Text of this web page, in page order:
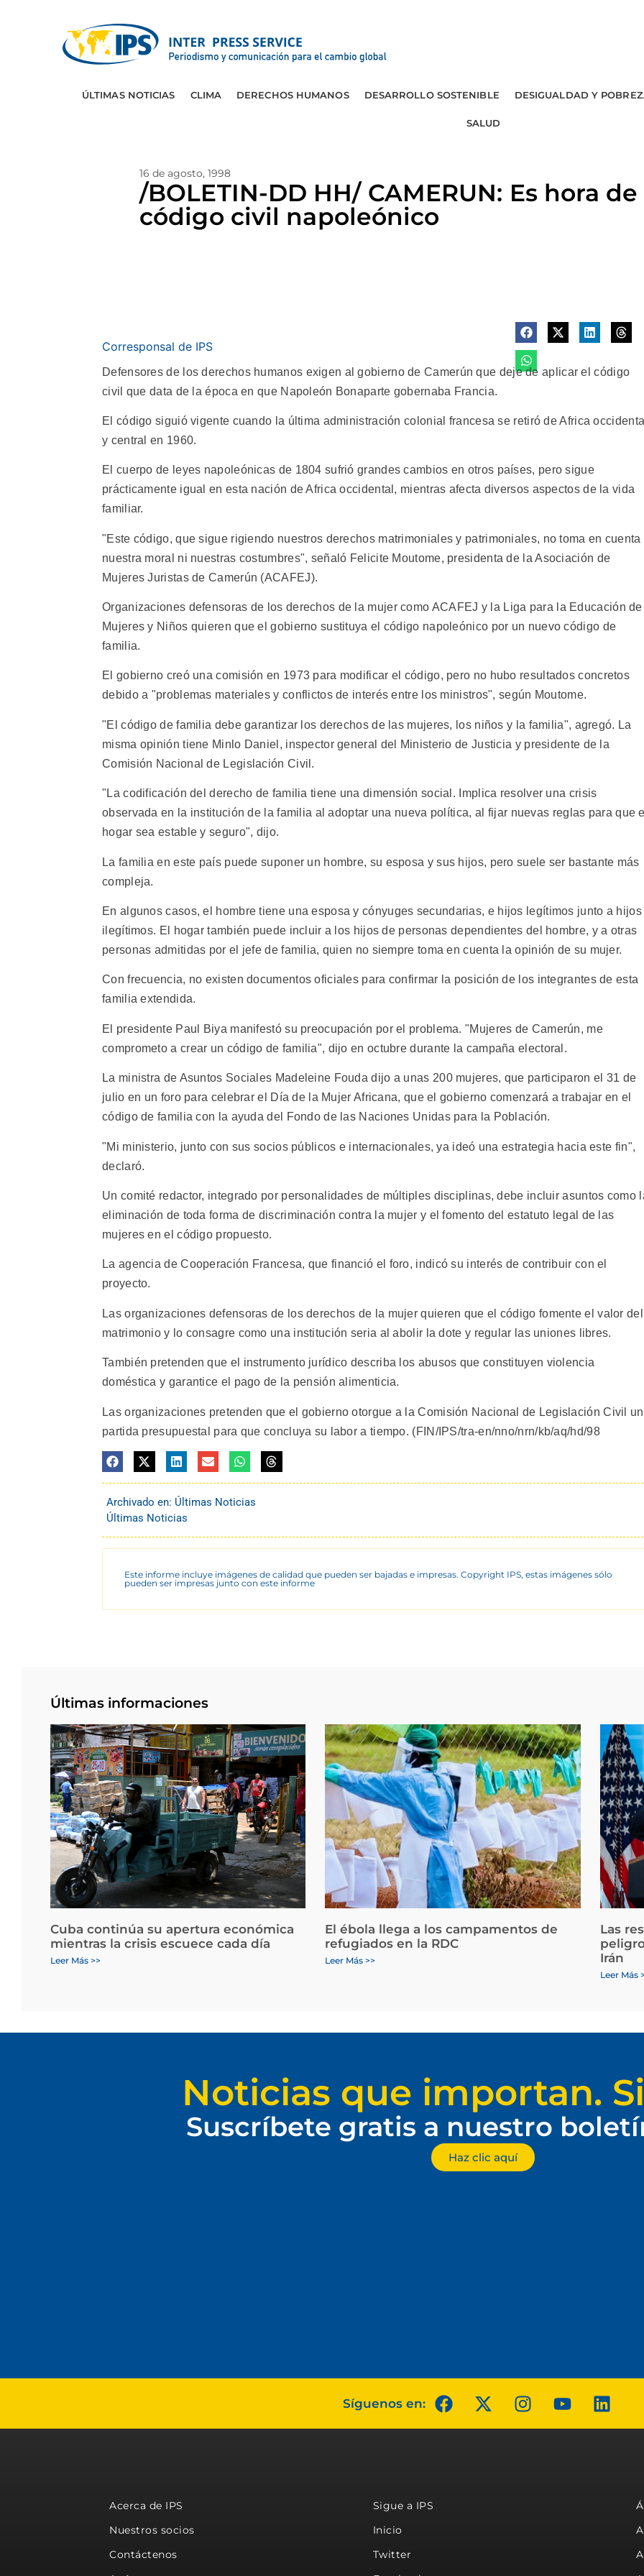
ÚLTIMAS NOTICIAS CLIMA DERECHOS HUMANOS DESARROLLO SOSTENIBLE DESIGUALDAD Y
SALUD
16 de agosto, 1998
/BOLETIN-DD HH/ CAMERUN: Es hora
código civil napoleónico
Corresponsal de IPS
Defensores de los derechos humanos exigen al gobierno de Camerún que deje de aplicar el código
civil que data de la época en que Napoleón Bonaparte gobernaba Francia.
El código siguió vigente cuando la última administración colonial francesa se retiró de Africa
y central en 1960.
El cuerpo de leyes napoleónicas de 1804 sufrió grandes cambios en otros países, pero sigue
prácticamente igual en esta nación de Africa occidental, mientras afecta diversos aspectos de la vida
familiar.
"Este código, que sigue rigiendo nuestros derechos matrimoniales y patrimoniales, no toma en cuenta
nuestra moral ni nuestras costumbres", señaló Felicite Moutome, presidenta de la Asociación de
Mujeres Juristas de Camerún (ACAFEJ).
Organizaciones defensoras de los derechos de la mujer como ACAFEJ y la Liga para la Educación de
Mujeres y Niños quieren que el gobierno sustituya el código napoleónico por un nuevo código de
familia.
El gobierno creó una comisión en 1973 para modificar el código, pero no hubo resultados concretos
debido a "problemas materiales y conflictos de interés entre los ministros", según Moutome.
"El código de familia debe garantizar los derechos de las mujeres, los niños y la familia", agregó. La
misma opinión tiene Minlo Daniel, inspector general del Ministerio de Justicia y presidente de la
Comisión Nacional de Legislación Civil.
"La codificación del derecho de familia tiene una dimensión social. Implica resolver una crisis
observada en la institución de la familia al adoptar una nueva política, al fijar nuevas reglas para que
hogar sea estable y seguro", dijo.
La familia en este país puede suponer un hombre, su esposa y sus hijos, pero suele ser bastante más
compleja.
En algunos casos, el hombre tiene una esposa y cónyuges secundarias, e hijos legítimos junto a hijos
ilegítimos. El hogar también puede incluir a los hijos de personas dependientes del hombre, y a otras
personas admitidas por el jefe de familia, quien no siempre toma en cuenta la opinión de su mujer.
Con frecuencia, no existen documentos oficiales para confirmar la posición de los integrantes de esta
familia extendida.
El presidente Paul Biya manifestó su preocupación por el problema. "Mujeres de Camerún, me
comprometo a crear un código de familia", dijo en octubre durante la campaña electoral.
La ministra de Asuntos Sociales Madeleine Fouda dijo a unas 200 mujeres, que participaron el 31 de
julio en un foro para celebrar el Día de la Mujer Africana, que el gobierno comenzará a trabajar en el
código de familia con la ayuda del Fondo de las Naciones Unidas para la Población.
"Mi ministerio, junto con sus socios públicos e internacionales, ya ideó una estrategia hacia este fin",
declaró.
Un comité redactor, integrado por personalidades de múltiples disciplinas, debe incluir asuntos como
eliminación de toda forma de discriminación contra la mujer y el fomento del estatuto legal de las
mujeres en el código propuesto.
La agencia de Cooperación Francesa, que financió el foro, indicó su interés de contribuir con el
proyecto.
Las organizaciones defensoras de los derechos de la mujer quieren que el código fomente el valor del
matrimonio y lo consagre como una institución seria al abolir la dote y regular las uniones libres.
También pretenden que el instrumento jurídico describa los abusos que constituyen violencia
doméstica y garantice el pago de la pensión alimenticia.
Las organizaciones pretenden que el gobierno otorgue a la Comisión Nacional de Legislación Civil
partida presupuestal para que concluya su labor a tiempo. (FIN/IPS/tra-en/nno/nrn/kb/aq/hd/98
Archivado en: Últimas Noticias
Últimas Noticias
Este informe incluye imágenes de calidad que pueden ser bajadas e impresas. Copyright IPS, estas imágenes sólo
pueden ser impresas junto con este informe
Últimas informaciones
Cuba continúa su apertura económica
mientras la crisis escuece cada día
Leer Más >>
El ébola llega a los campamentos de
refugiados en la RDC
Leer Más >>
Las
Irán
Leer Más
Noticias que importan.
Suscríbete gratis a nuestro
Haz clic aquí
Síguenos en:
Acerca de IPS
Nuestros socios
Contáctenos
Sigue a IPS
Inicio
Twitter